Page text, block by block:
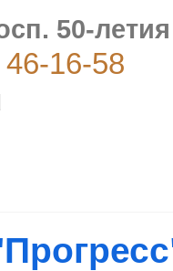
50-
16-58